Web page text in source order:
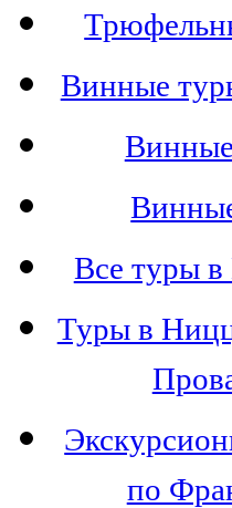
Винные
Все туры
Туры в
по